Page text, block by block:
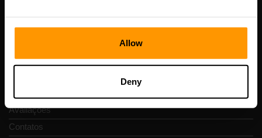
Allow
Deny
Avaliações
Contatos